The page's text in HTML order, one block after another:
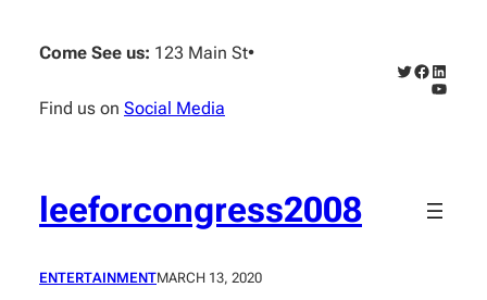
content
Come See us: 123 Main St•
Find us on Social Media
Twitter
Facebook
leeforcongress2008
ENTERTAINMENTMARCH 13, 2020